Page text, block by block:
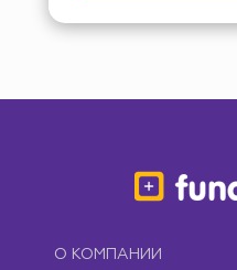
О КОМПАНИИ